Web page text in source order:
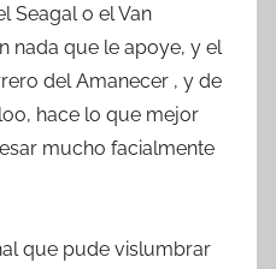
Seagal o el Van
nada que le apoye, y el
del Amanecer , y de
hace lo que mejor
mucho facialmente
que pude vislumbrar